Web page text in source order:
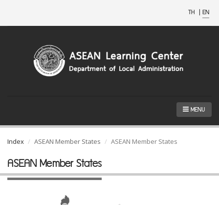
TH | EN
MENU
Index ASEAN Member States ASEAN Member States
ASEAN Member States